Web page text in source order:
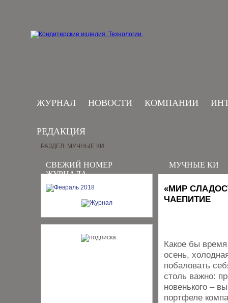
ЖУРНАЛ НОВОСТИ КОМПАНИИ
РЕДАКЦИЯ
СВЕЖИЙ НОМЕР
ЖУРНАЛА
РАЗДЕЛ: МУЧНЫЕ КИ
МУЧНЫЕ КИ
«МИР
ЧАЕПИТИЕ
Какое бы
осень,
побаловать
столь важно:
новенького –
портфеле